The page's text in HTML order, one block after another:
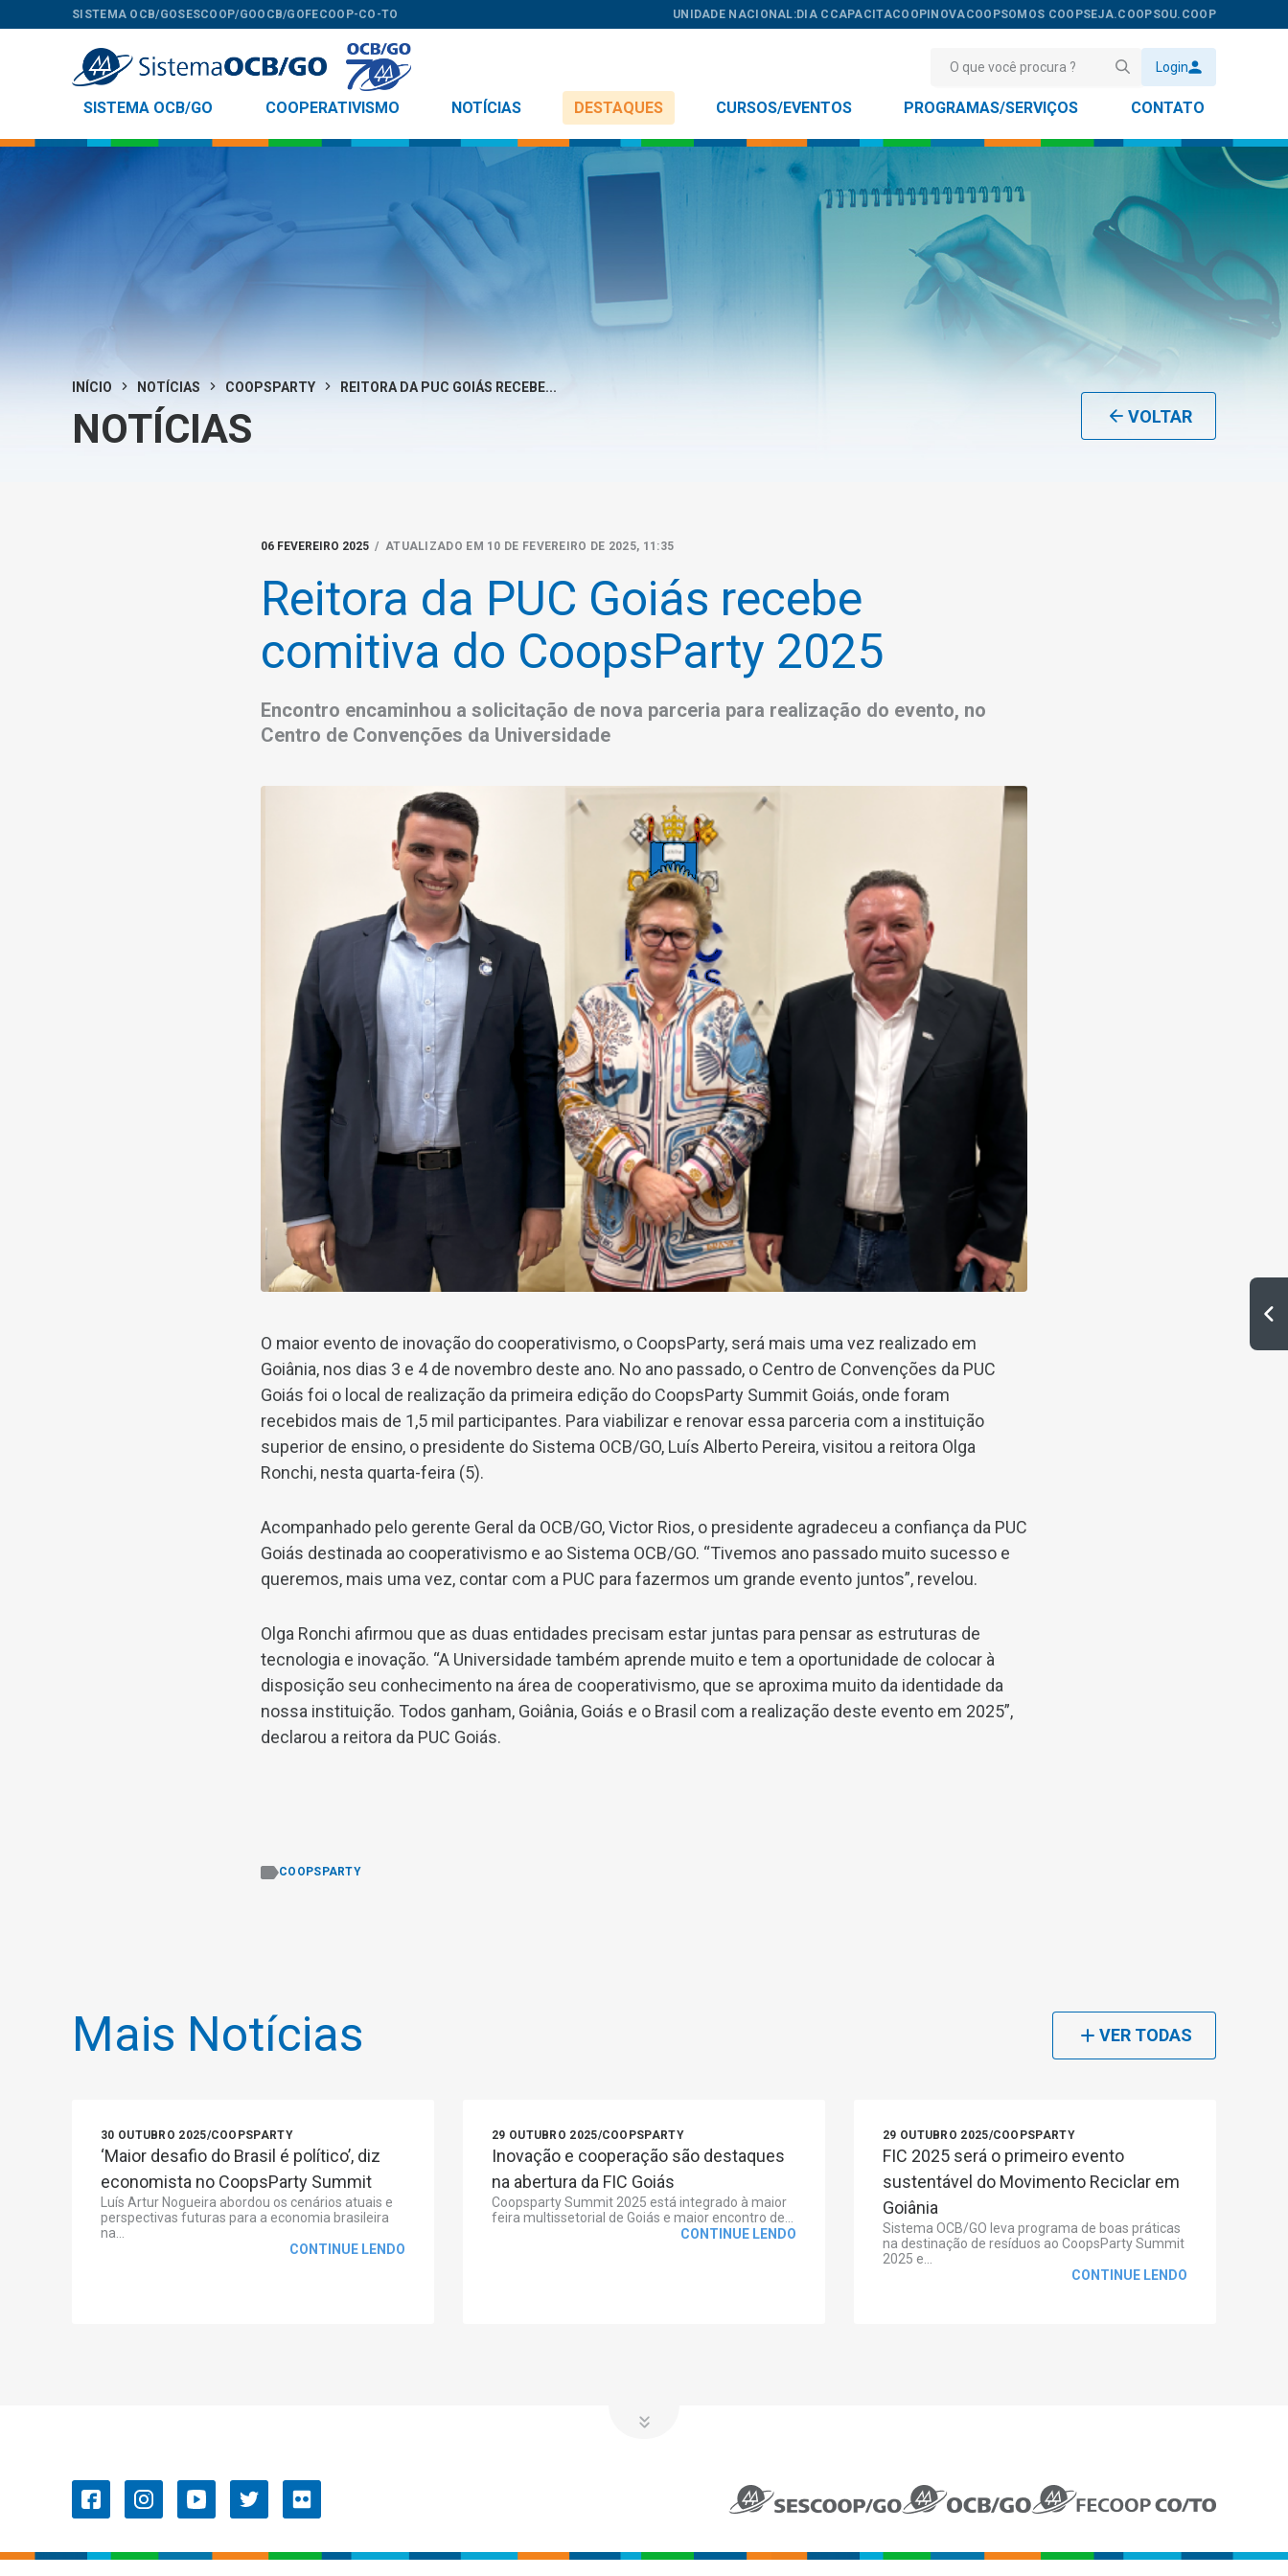
SISTEMA OCB/GOSESCOOP/GOOCB/GOFECOOP-CO-TO UNIDADE NACIONAL:DIA C CAPACITACOOPINOVACOOPSOMOS COOPSEJA.COOPSOU.COOP
Login
SISTEMA OCB/GO COOPERATIVISMO NOTÍCIAS DESTAQUES CURSOS/EVENTOS PROGRAMAS/SERVIÇOS CONTATO
INÍCIO NOTÍCIAS COOPSPARTY REITORA DA PUC GOIÁS RECEBE...
NOTÍCIAS VOLTAR
06 FEVEREIRO 2025 / ATUALIZADO EM 10 DE FEVEREIRO DE 2025, 11:35
Reitora da PUC Goiás recebe
comitiva do CoopsParty 2025
Encontro encaminhou a solicitação de nova parceria para realização do evento, no
Centro de Convenções da Universidade
O maior evento de inovação do cooperativismo, o CoopsParty, será mais uma vez realizado em
Goiânia, nos dias 3 e 4 de novembro deste ano. No ano passado, o Centro de Convenções da PUC
Goiás foi o local de realização da primeira edição do CoopsParty Summit Goiás, onde foram
recebidos mais de 1,5 mil participantes. Para viabilizar e renovar essa parceria com a instituição
superior de ensino, o presidente do Sistema OCB/GO, Luís Alberto Pereira, visitou a reitora Olga
Ronchi, nesta quarta-feira (5).
Acompanhado pelo gerente Geral da OCB/GO, Victor Rios, o presidente agradeceu a confiança da PUC
Goiás destinada ao cooperativismo e ao Sistema OCB/GO. “Tivemos ano passado muito sucesso e
queremos, mais uma vez, contar com a PUC para fazermos um grande evento juntos”, revelou.
Olga Ronchi afirmou que as duas entidades precisam estar juntas para pensar as estruturas de
tecnologia e inovação. “A Universidade também aprende muito e tem a oportunidade de colocar à
disposição seu conhecimento na área de cooperativismo, que se aproxima muito da identidade da
nossa instituição. Todos ganham, Goiânia, Goiás e o Brasil com a realização deste evento em 2025”,
declarou a reitora da PUC Goiás.
COOPSPARTY
Mais Notícias VER TODAS
30 OUTUBRO 2025/COOPSPARTY
‘Maior desafio do Brasil é político’, diz
economista no CoopsParty Summit
Luís Artur Nogueira abordou os cenários atuais e
perspectivas futuras para a economia brasileira
na...
CONTINUE LENDO
29 OUTUBRO 2025/COOPSPARTY
Inovação e cooperação são destaques
na abertura da FIC Goiás
Coopsparty Summit 2025 está integrado à maior
feira multissetorial de Goiás e maior encontro de...
CONTINUE LENDO
29 OUTUBRO 2025/COOPSPARTY
FIC 2025 será o primeiro evento
sustentável do Movimento Reciclar em
Goiânia
Sistema OCB/GO leva programa de boas práticas
na destinação de resíduos ao CoopsParty Summit
2025 e...
CONTINUE LENDO
OCB/GO
Convenções Coletivas de
TRANSPARÊNCIA
CONTATO
Fale Conosco